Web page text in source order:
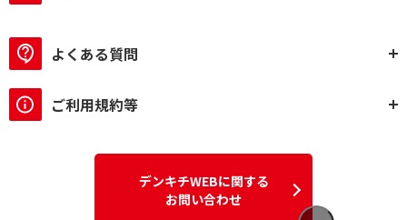
よくある質問
ご利用規約等
デンキチWEBに関する
お問い合わせ